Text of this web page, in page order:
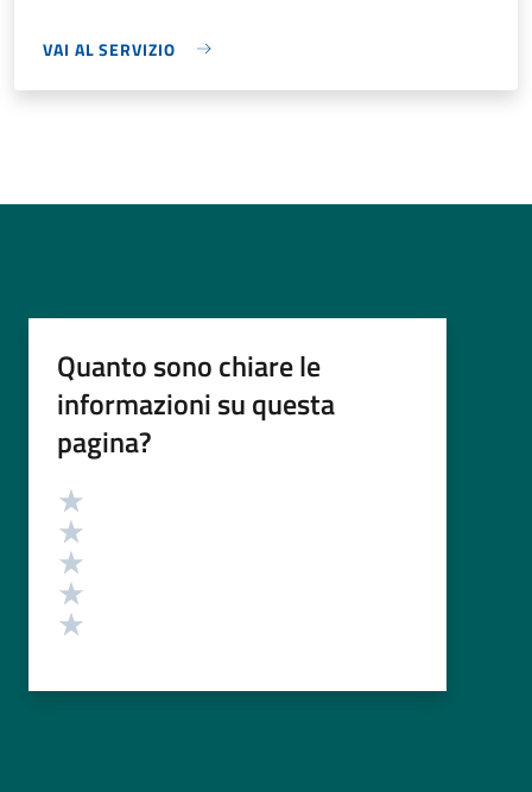
VAI AL SERVIZIO
Quanto sono chiare le
informazioni su questa
pagina?
Valutazione